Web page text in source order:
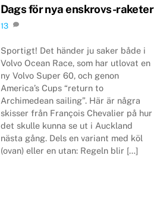
Dags för nya enskrovs-raketer
13
Sportigt! Det händer ju saker både i
Volvo Ocean Race, som har utlovat en
ny Volvo Super 60, och genon
America’s Cups “return to
Archimedean sailing”. Här är några
skisser från François Chevalier på hur
det skulle kunna se ut i Auckland
nästa gång. Dels en variant med köl
(ovan) eller en utan: Regeln blir […]